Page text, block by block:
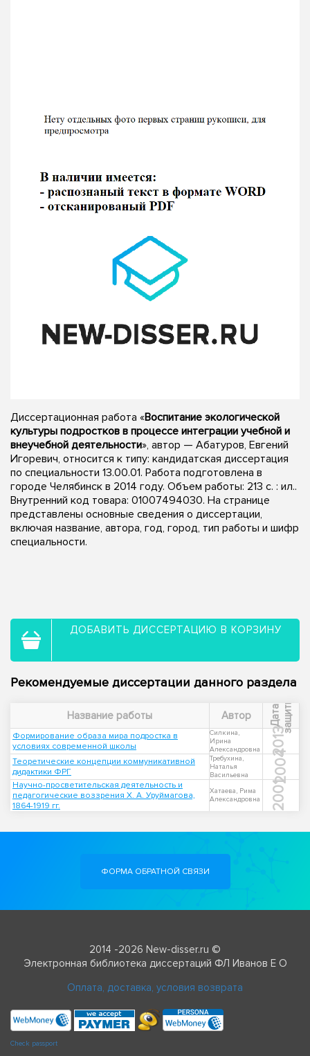
Диссертационная работа «Воспитание экологической
культуры подростков в процессе интеграции учебной и
внеучебной деятельности», автор — Абатуров, Евгений
Игоревич, относится к типу: кандидатская диссертация
по специальности 13.00.01. Работа подготовлена в
городе Челябинск в 2014 году. Объем работы: 213 с. : ил..
Внутренний код товара: 01007494030. На странице
представлены основные сведения о диссертации,
включая название, автора, год, город, тип работы и шифр
специальности.
ДОБАВИТЬ ДИССЕРТАЦИЮ В КОРЗИНУ
Рекомендуемые диссертации данного раздела
Название работы Автор Д
а
т
а
з
а
щ
и
т ы
Формирование образа мира подростка в
условиях современной школы
Силкина,
Ирина
Александровна
2013
Теоретические концепции коммуникативной
дидактики ФРГ
Требухина,
Наталья
Васильевна
2004
Научно-просветительская деятельность и
педагогические воззрения Х. А. Уруймагова,
1864-1919 гг.
Хатаева, Рима
Александровна
2001
ФОРМА ОБРАТНОЙ СВЯЗИ
2014 -2026 New-disser.ru ©
Электронная библиотека диссертаций ФЛ Иванов Е О
Оплата, доставка, условия возврата
Check passport